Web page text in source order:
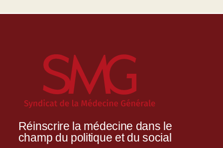
Réinscrire la médecine dans le
champ du politique et du social